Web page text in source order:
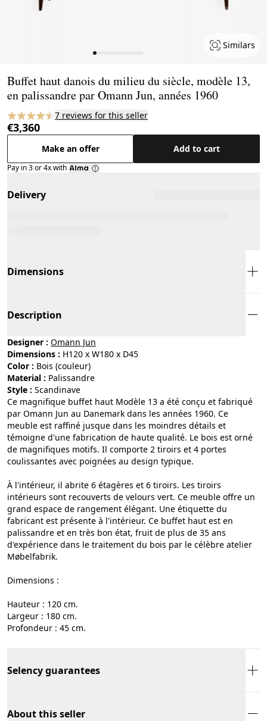
Similars
Buffet haut danois du milieu du siècle, modèle 13,
en palissandre par Omann Jun, années 1960
7 reviews for this seller
€3,360
Make an offer Add to cart
Pay in 3 or 4x with
Delivery
Dimensions
Description
Designer : Omann Jun
Dimensions : H120 x W180 x D45
Color :
bois (couleur)
Material :
palissandre
Style :
scandinave
Ce magnifique buffet haut Modèle 13 a été conçu et fabriqué
par Omann Jun au Danemark dans les années 1960. Ce
meuble est raffiné jusque dans les moindres détails et
témoigne d'une fabrication de haute qualité. Le bois est orné
de magnifiques motifs. Il comporte 2 tiroirs et 4 portes
coulissantes avec poignées au design typique.
À l'intérieur, il abrite 6 étagères et 6 tiroirs. Les tiroirs
intérieurs sont recouverts de velours vert. Ce meuble offre un
grand espace de rangement élégant. Une étiquette du
fabricant est présente à l'intérieur. Ce buffet haut est en
palissandre et en très bon état, fruit de plus de 35 ans
d'expérience dans le traitement du bois par le célèbre atelier
Møbelfabrik.
Dimensions :
Hauteur : 120 cm.
Largeur : 180 cm.
Profondeur : 45 cm.
Selency guarantees
About this seller